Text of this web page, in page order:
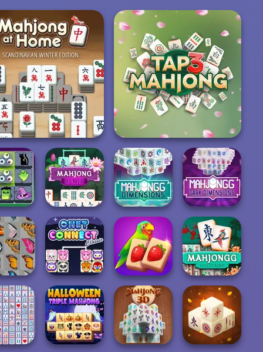
Mahjong At Home -
Scandinavian...
Tap 3 Mahjong
Mahjong Remix
Mahjong
Dimensions:
900 second...
Mahjong Dark
Dimensions: 210
s...
Kyodai
Onet Connect
Classic
Solitaire
Mahjong Juicy
Mahjong
Solitaire